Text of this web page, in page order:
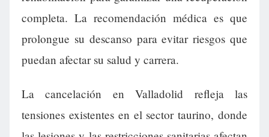
completa. La recomendación médica es que
prolongue su descanso para evitar riesgos que
puedan afectar su salud y carrera.
La cancelación en Valladolid refleja las
tensiones existentes en el sector taurino, donde